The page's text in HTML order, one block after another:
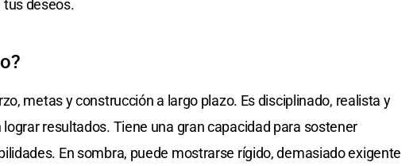
tus deseos.
metas y construcción a largo plazo. Es disciplinado, realista y
resultados. Tiene una gran capacidad para sostener
En sombra, puede mostrarse rígido, demasiado exigente